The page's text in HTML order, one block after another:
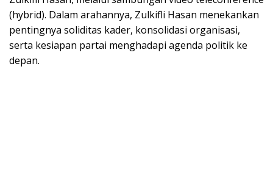
(hybrid). Dalam arahannya, Zulkifli Hasan menekankan
pentingnya soliditas kader, konsolidasi organisasi,
serta kesiapan partai menghadapi agenda politik ke
depan.